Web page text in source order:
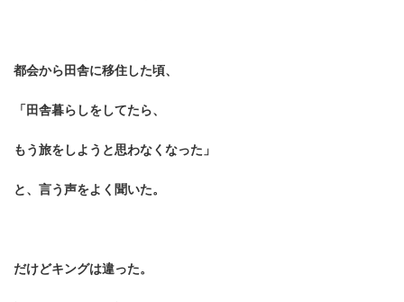
都会から田舎に移住した頃、
「田舎暮らしをしてたら、
もう旅をしようと思わなくなった」
と、言う声をよく聞いた。
だけどキングは違った。